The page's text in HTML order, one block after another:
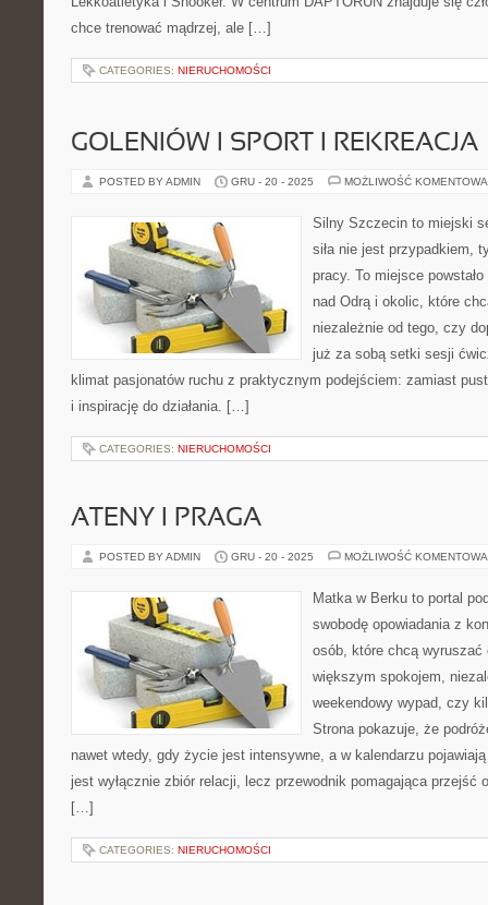
chce trenować mądrzej, ale […]
CATEGORIES: NIERUCHOMOŚCI
GOLENIÓW I SPORT I REKREACJA
POSTED BY ADMIN GRU - 20 - 2025 MOŻLIWOŚĆ
Silny Szczecin to miejski
siła nie jest przypadkiem,
pracy. To miejsce
nad Odrą i okolic, które
niezależnie od tego, czy
już za sobą setki sesji
klimat pasjonatów ruchu z praktycznym podejściem: zamiast
i inspirację do działania. […]
CATEGORIES: NIERUCHOMOŚCI
ATENY I PRAGA
POSTED BY ADMIN GRU - 20 - 2025 MOŻLIWOŚĆ
Matka w Berku to portal
swobodę opowiadania z
osób, które chcą
większym spokojem,
weekendowy wypad, czy
Strona pokazuje, że
nawet wtedy, gdy życie jest intensywne, a w kalendarzu
jest wyłącznie zbiór relacji, lecz przewodnik pomagająca przejść
[…]
CATEGORIES: NIERUCHOMOŚCI